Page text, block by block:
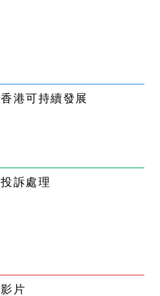
香港可持續發展
投訴處理
影片